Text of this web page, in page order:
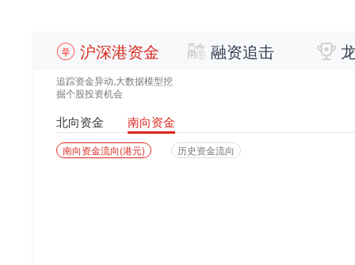
沪深港资金
追踪资金异动,大数据模型挖
掘个股投资机会
融资追击
北向资金 南向资金
南向资金流向(港元) 历史资金流向